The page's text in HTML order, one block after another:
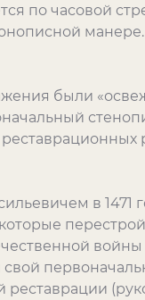
по часовой
были
в 1471
свой